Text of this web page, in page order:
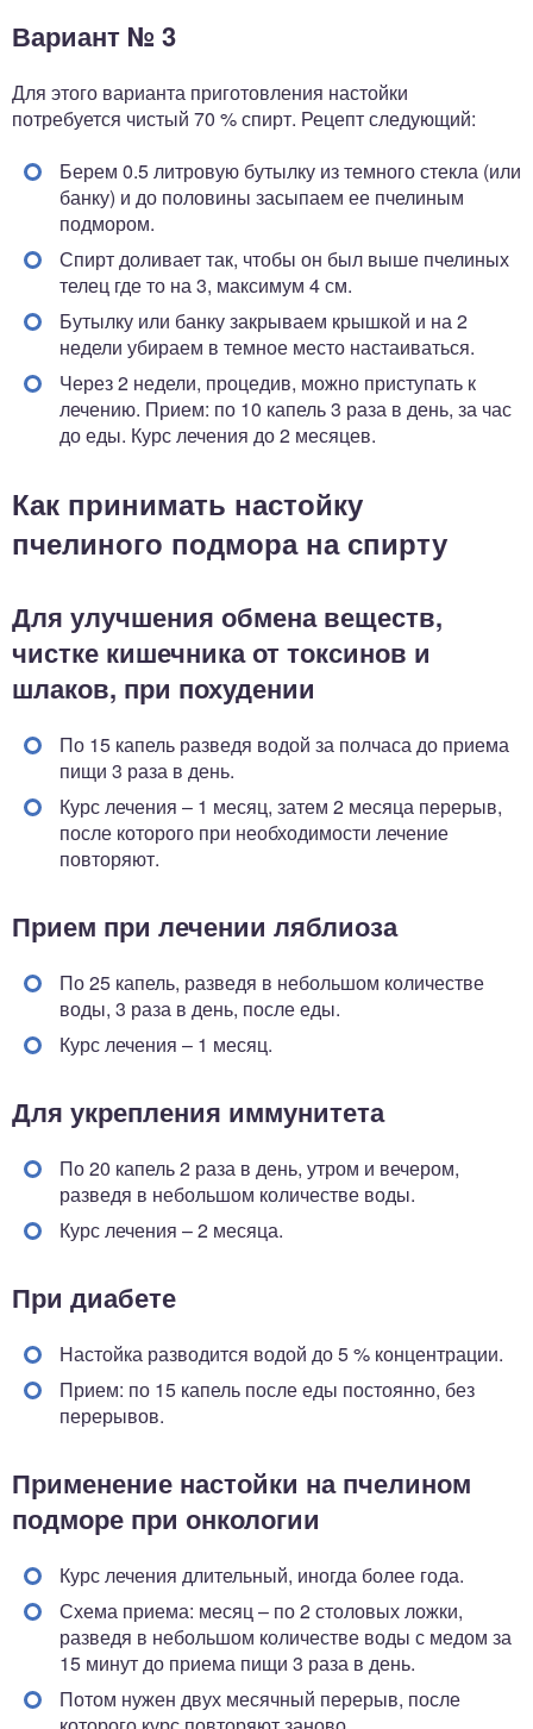
Вариант № 3
Для этого варианта приготовления настойки
потребуется чистый 70 % спирт. Рецепт следующий:
Берем 0.5 литровую бутылку из темного стекла (или
банку) и до половины засыпаем ее пчелиным
подмором.
Спирт доливает так, чтобы он был выше пчелиных
телец где то на 3, максимум 4 см.
Бутылку или банку закрываем крышкой и на 2
недели убираем в темное место настаиваться.
Через 2 недели, процедив, можно приступать к
лечению. Прием: по 10 капель 3 раза в день, за час
до еды. Курс лечения до 2 месяцев.
Как принимать настойку
пчелиного подмора на спирту
Для улучшения обмена веществ,
чистке кишечника от токсинов и
шлаков, при похудении
По 15 капель разведя водой за полчаса до приема
пищи 3 раза в день.
Курс лечения – 1 месяц, затем 2 месяца перерыв,
после которого при необходимости лечение
повторяют.
Прием при лечении ляблиоза
По 25 капель, разведя в небольшом количестве
воды, 3 раза в день, после еды.
Курс лечения – 1 месяц.
Для укрепления иммунитета
По 20 капель 2 раза в день, утром и вечером,
разведя в небольшом количестве воды.
Курс лечения – 2 месяца.
При диабете
Настойка разводится водой до 5 % концентрации.
Прием: по 15 капель после еды постоянно, без
перерывов.
Применение настойки на пчелином
подморе при онкологии
Курс лечения длительный, иногда более года.
Схема приема: месяц – по 2 столовых ложки,
разведя в небольшом количестве воды с медом за
15 минут до приема пищи 3 раза в день.
Потом нужен двух месячный перерыв, после